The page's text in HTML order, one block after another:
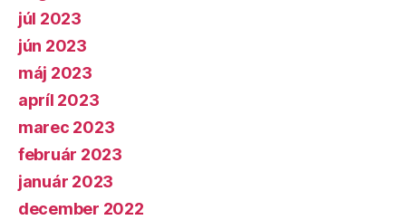
júl 2023
jún 2023
máj 2023
apríl 2023
marec 2023
február 2023
január 2023
december 2022